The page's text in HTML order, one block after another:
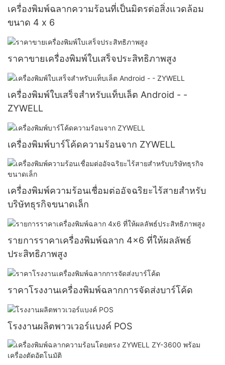
เครื่องพิมพ์ฉลากความร้อนที่เป็นมิตรต่อสิ่งแวดล้อม
ขนาด 4 x 6
ราคาขายเครื่องพิมพ์ใบเสร็จประสิทธิภาพสูง
เครื่องพิมพ์ใบเสร็จสำหรับแท็บเล็ต Android - -
ZYWELL
เครื่องพิมพ์บาร์โค้ดความร้อนจาก ZYWELL
เครื่องพิมพ์ความร้อนเชื่อมต่ออัจฉริยะไร้สายสำหรับ
บริษัทธุรกิจขนาดเล็ก
รายการราคาเครื่องพิมพ์ฉลาก 4x6 ที่ให้ผลลัพธ์
ประสิทธิภาพสูง
ราคาโรงงานเครื่องพิมพ์ฉลากการจัดส่งบาร์โค้ด
โรงงานผลิตพาวเวอร์แบงค์ POS